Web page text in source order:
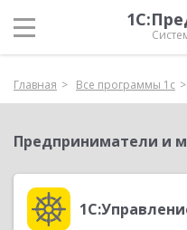
Главная Все программы 1с
Предприниматели и